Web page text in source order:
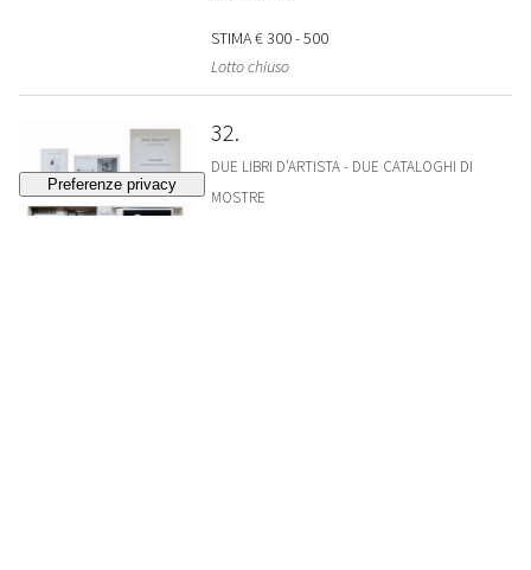
STIMA€ 300 - 500
Lotto chiuso
32
DUE LIBRI D’ARTISTA - DUE CATALOGHI DI
MOSTRE